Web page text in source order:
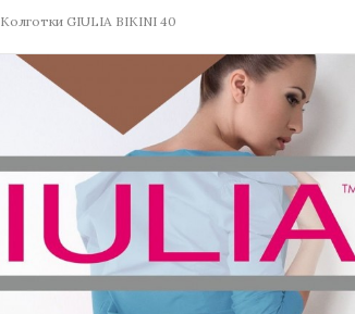
Колготки GIULIA BIKINI 40